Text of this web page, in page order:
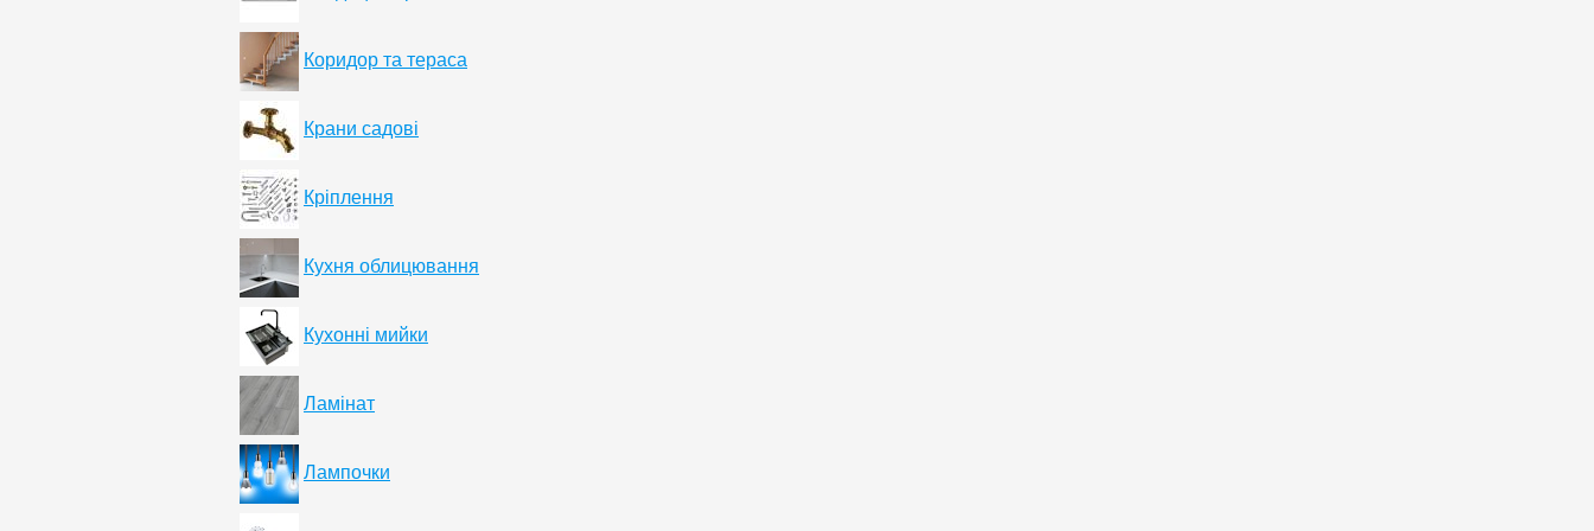
Коридор та тераса
Крани садові
Кріплення
Кухня облицювання
Кухонні мийки
Ламінат
Лампочки